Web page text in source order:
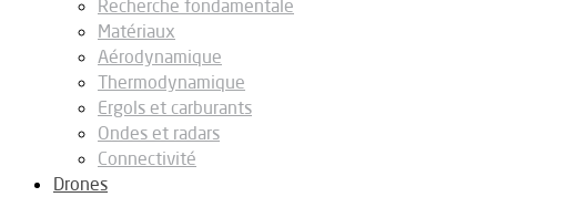
Recherche fondamentale
Matériaux
Aérodynamique
Thermodynamique
Ergols et carburants
Ondes et radars
Connectivité
Drones